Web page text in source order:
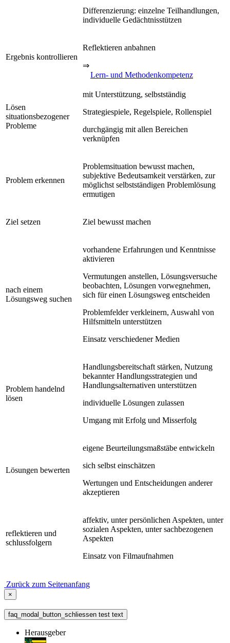
Differenzierung: einzelne Teilhandlungen,
individuelle Gedächtnisstützen
Ergebnis kontrollieren
Reflektieren anbahnen
⇒
Lern- und Methodenkompetenz
Lösen
situationsbezogener
Probleme
mit Unterstützung, selbstständig
Strategiespiele, Regelspiele, Rollenspiel
durchgängig mit allen Bereichen
verknüpfen
Problem erkennen
Problemsituation bewusst machen,
subjektive Bedeutsamkeit verstärken, zur
möglichst selbstständigen Problemlösung
ermutigen
Ziel setzen Ziel bewusst machen
nach einem
Lösungsweg suchen
vorhandene Erfahrungen und Kenntnisse
aktivieren
Vermutungen anstellen, Lösungsversuche
beobachten, Lösungen vorwegnehmen,
sich für einen Lösungsweg entscheiden
Problemfelder verkleinern, Auswahl von
Hilfsmitteln unterstützen
Einsatz verschiedener Medien
Problem handelnd
lösen
Handlungsbereitschaft stärken, Nutzung
bekannter Handlungsstrategien und
Handlungsalternativen unterstützen
individuelle Lösungen zulassen
Umgang mit Erfolg und Misserfolg
Lösungen bewerten
eigene Beurteilungsmaßstäbe entwickeln
sich selbst einschätzen
Wertungen und Entscheidungen anderer
akzeptieren
reflektieren und
schlussfolgern
affektiv, unter persönlichen Aspekten, unter
sozialen Aspekten, unter sachbezogenen
Aspekten
Einsatz von Filmaufnahmen
Zurück zum Seitenanfang
×
faq_modal_button_schliessen test text
Herausgeber